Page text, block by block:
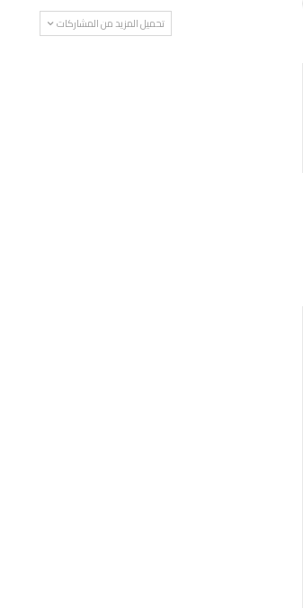
تحميل المزيد من المشاركات